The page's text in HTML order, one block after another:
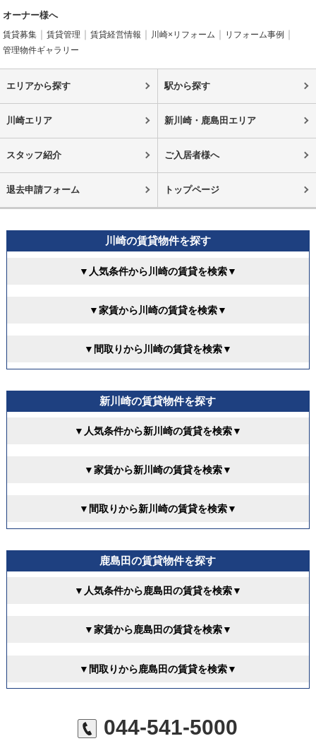
オーナー様へ
賃貸募集 賃貸管理 賃貸経営情報 川崎×リフォーム
リフォーム事例
管理物件ギャラリー
エリアから探す 駅から探す
川崎エリア 新川崎・鹿島田エリア
スタッフ紹介 ご入居者様へ
退去申請フォーム トップページ
川崎の賃貸物件を探す
▼人気条件から川崎の賃貸を検索▼
▼家賃から川崎の賃貸を検索▼
▼間取りから川崎の賃貸を検索▼
新川崎の賃貸物件を探す
▼人気条件から新川崎の賃貸を検索▼
▼家賃から新川崎の賃貸を検索▼
▼間取りから新川崎の賃貸を検索▼
鹿島田の賃貸物件を探す
▼人気条件から鹿島田の賃貸を検索▼
▼家賃から鹿島田の賃貸を検索▼
▼間取りから鹿島田の賃貸を検索▼
044-541-5000